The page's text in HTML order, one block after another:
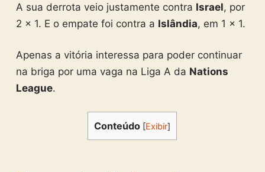
A sua derrota veio justamente contra Israel, por
2 x 1. E o empate foi contra a Islândia, em 1 x 1.
Apenas a vitória interessa para poder continuar
na briga por uma vaga na Liga A da Nations
League.
Conteúdo [Exibir]